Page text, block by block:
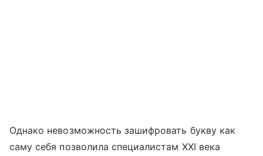
Однако невозможность зашифровать букву как
саму себя позволила специалистам XXI века